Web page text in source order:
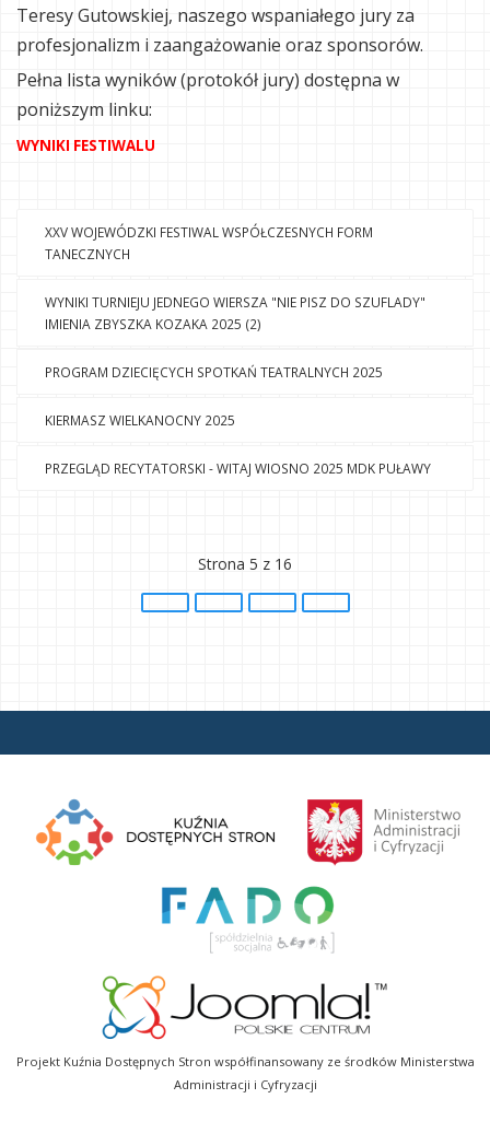
Teresy Gutowskiej, naszego wspaniałego jury za
profesjonalizm i zaangażowanie oraz sponsorów.
Pełna lista wyników (protokół jury) dostępna w
poniższym linku:
WYNIKI FESTIWALU
XXV WOJEWÓDZKI FESTIWAL WSPÓŁCZESNYCH FORM
TANECZNYCH
WYNIKI TURNIEJU JEDNEGO WIERSZA "NIE PISZ DO SZUFLADY"
IMIENIA ZBYSZKA KOZAKA 2025 (2)
PROGRAM DZIECIĘCYCH SPOTKAŃ TEATRALNYCH 2025
KIERMASZ WIELKANOCNY 2025
PRZEGLĄD RECYTATORSKI - WITAJ WIOSNO 2025 MDK PUŁAWY
Strona 5 z 16
Projekt Kuźnia Dostępnych Stron współfinansowany ze środków Ministerstwa
Administracji i Cyfryzacji